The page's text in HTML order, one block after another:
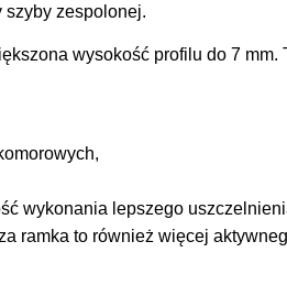
szyby zespolonej.
wysokość profilu do 7 mm.
wykonania lepszego
ramka to również więcej